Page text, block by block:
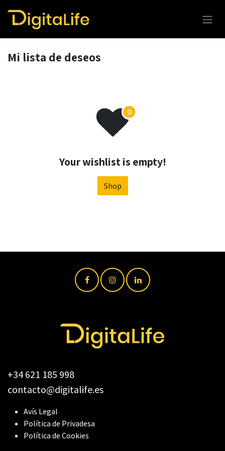
Mi lista de deseos
Your wishlist is empty!
Shop
+34 621 185 998
contacto@digitalife.es
Avís Legal
Política de Privadesa
Política de Cookies